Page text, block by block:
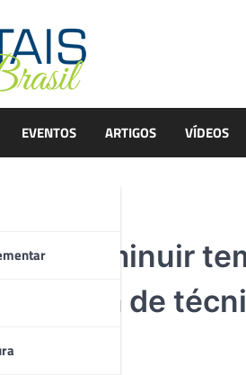
EVENTOS ARTIGOS VÍDEOS
diminuir
de